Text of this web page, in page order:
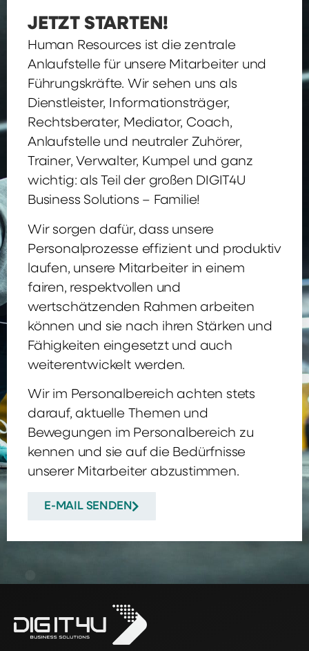
JETZT STARTEN!
Human Resources ist die zentrale
Anlaufstelle für unsere Mitarbeiter und
Führungskräfte. Wir sehen uns als
Dienstleister, Informationsträger,
Rechtsberater, Mediator, Coach,
Anlaufstelle und neutraler Zuhörer,
Trainer, Verwalter, Kumpel und ganz
wichtig: als Teil der großen DIGIT4U
Business Solutions – Familie!
Wir sorgen dafür, dass unsere
Personalprozesse effizient und produktiv
laufen, unsere Mitarbeiter in einem
fairen, respektvollen und
wertschätzenden Rahmen arbeiten
können und sie nach ihren Stärken und
Fähigkeiten eingesetzt und auch
weiterentwickelt werden.
Wir im Personalbereich achten stets
darauf, aktuelle Themen und
Bewegungen im Personalbereich zu
kennen und sie auf die Bedürfnisse
unserer Mitarbeiter abzustimmen.
E-MAIL SENDEN